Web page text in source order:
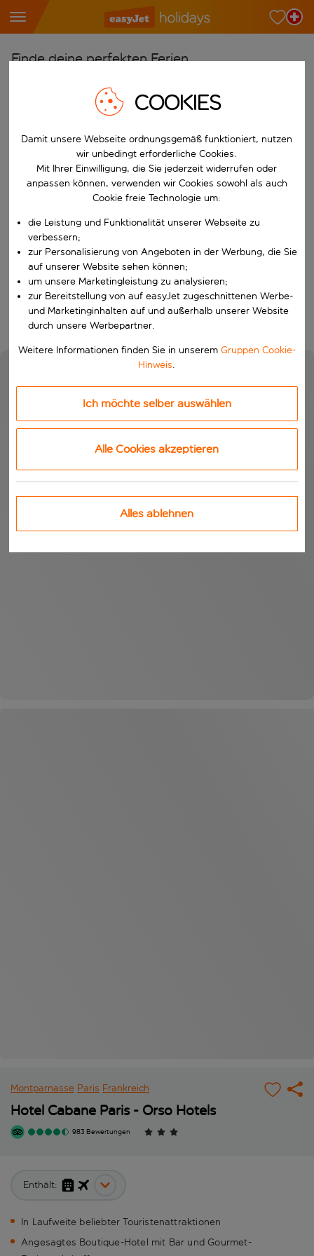
Finde deine perfekten Ferien
Beginne mit der Eingabe für die automatische
Wähle deine Flughäfen
Beginne mit der Eingabe für die automatische
Reiseziele finden
Nach
W&auml;hle ein Ab- und R&uuml;ckflugdatum aus.
Wähle deine Reisedaten
Wann
Wer
Suchen
Montparnasse Paris Frankreich
Hotel Cabane Paris - Orso Hotels
983 Bewertungen
Enthält:
In Laufweite beliebter Touristenattraktionen
Angesagtes Boutique-Hotel mit Bar und Gourmet-
COOKIES
Damit unsere Webseite ordnungsgemäß funktioniert, nutzen
wir unbedingt erforderliche Cookies.
Mit Ihrer Einwilligung, die Sie jederzeit widerrufen oder
anpassen können, verwenden wir Cookies sowohl als auch
Cookie freie Technologie um:
die Leistung und Funktionalität unserer Webseite zu
verbessern;
zur Personalisierung von Angeboten in der Werbung, die Sie
auf unserer Website sehen können;
um unsere Marketingleistung zu analysieren;
zur Bereitstellung von auf easyJet zugeschnittenen Werbe-
und Marketinginhalten auf und außerhalb unserer Website
durch unsere Werbepartner.
Weitere Informationen finden Sie in unserem Gruppen Cookie-
Hinweis.
Ich möchte selber auswählen
Alle Cookies akzeptieren
Alles ablehnen